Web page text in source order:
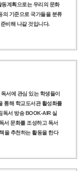
계획으로는 우리의 문화
의 기준으로 국가들을 분류
비해 나갈 것입니다.
서에 관심 있는 학생들이
통해 학교도서관 활성화를
독서 방송 BOOK-AIR 실
서 문화를 조성하고 독서
을 추천하는 활동을 한다